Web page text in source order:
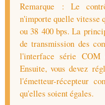
Remarque : Le
n'importe quelle vitesse
ou 38 400 bps. La
de transmission des
l'interface série COM
Ensuite, vous devez
l'émetteur-récepteur
qu'elles soient égales.